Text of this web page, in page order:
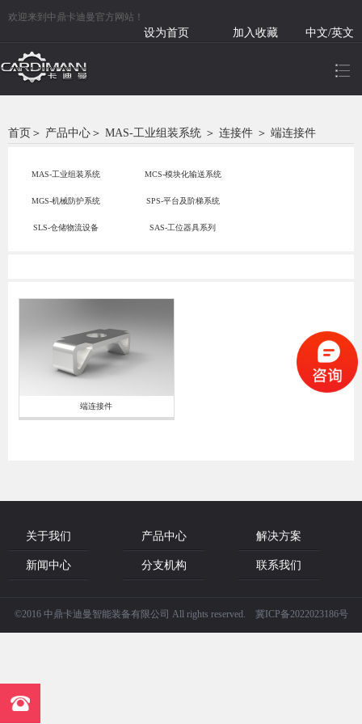
欢迎来到中鼎卡迪曼官方网站！
设为首页 加入收藏 中文/英文
首页 ＞ 产品中心 ＞ MAS-工业组装系统 ＞ 连接件 ＞ 端连接件
MAS-工业组装系统 MCS-模块化输送系统
MGS-机械防护系统 SPS-平台及阶梯系统
SLS-仓储物流设备 SAS-工位器具系列
端连接件
关于我们 产品中心 解决方案
新闻中心 分支机构 联系我们
©2016 中鼎卡迪曼智能装备有限公司 All rights reserved. 冀ICP备2022023186号